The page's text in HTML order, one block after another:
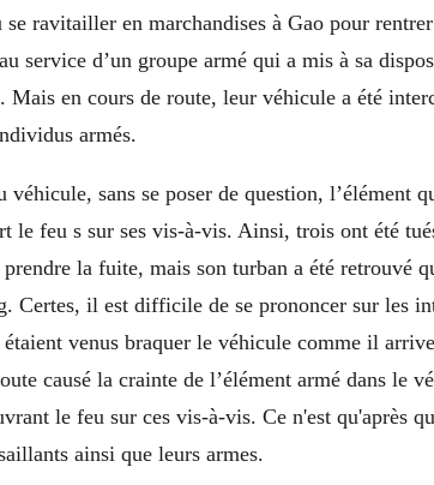
ravitailler en marchandises à Gao pour
service d’un groupe armé qui a mis à sa
Mais en cours de route, leur véhicule a été
armés.
sans se poser de question, l’élément
le feu s sur ses vis-à-vis. Ainsi, trois ont été
la fuite, mais son turban a été retrouvé
Certes, il est difficile de se prononcer sur les
venus braquer le véhicule comme il
causé la crainte de l’élément armé dans le
le feu sur ces vis-à-vis. Ce n'est qu'après
ainsi que leurs armes.